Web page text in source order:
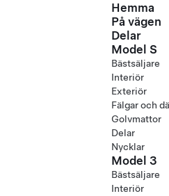
Hemma
På vägen
Delar
Model S
Bästsäljare
Interiör
Exteriör
Fälgar och
Golvmattor
Delar
Nycklar
Model 3
Bästsäljare
Interiör